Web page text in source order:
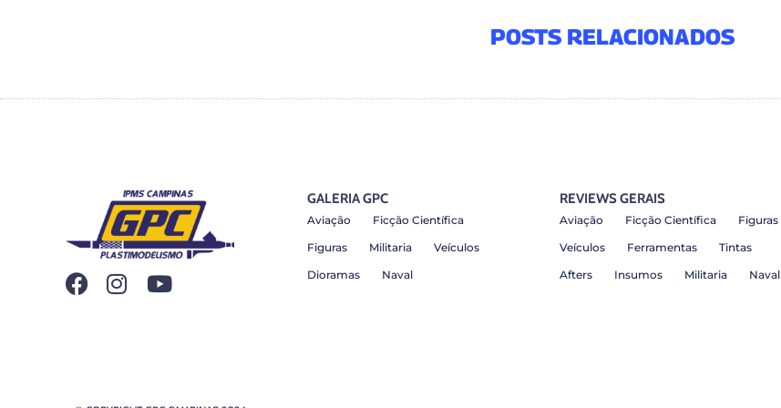
POSTS RELACIONADOS
GALERIA GPC
Aviação
Ficção Científica
Figuras
Militaria
Veículos
Dioramas
Naval
REVIEWS GERAIS
Aviação Ficção Científica
Figuras
Veículos
Ferramentas
Tintas
Afters
Insumos Militaria Naval